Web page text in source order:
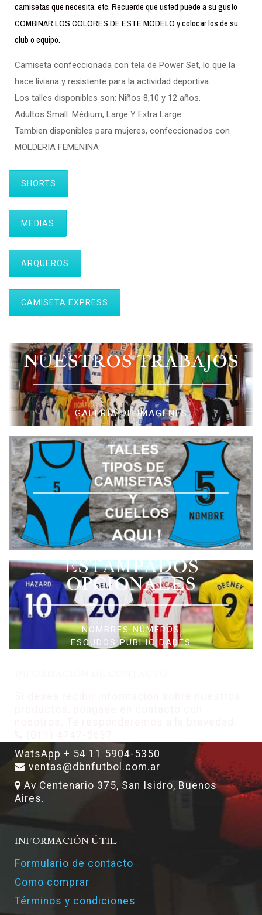
camisetas que necesita, etc. Recuerde que usted puede a su gusto
COMBINAR LOS COLORES DE ESTE MODELO y colocar los de su
club o equipo.
Camiseta confeccionada con tela de Power Set, lo que la
hace liviana y resistente para la actividad deportiva.
Los talles disponibles son: Niños 8,10 y 12 años.
Adultos Small. Médium, Large Y Extra Large.
Tambien disponibles para mujeres, confeccionados con
MOLDERIA FEMENINA
SHORTS
MEDIAS
ARQUEROS
CAMISETA EXPRESS
NUESTROS TRABAJOS
GALERIA DE IMAGENES
ESTAMPADOS
OPCIONALES
NOMBRES NÚMEROS
ESCUDOS PUBLICIDADES
WatsApp + 54 11 5904-5350
ventas@dbnfutbol.com.ar
Av Centenario 375, San Isidro, Buenos
Aires.
INFORMACIÓN ÚTIL
Formulario de contacto
Como comprar
Términos y condiciones